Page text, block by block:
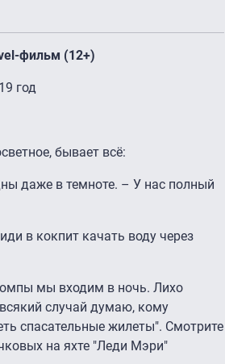
фильм (12+)
год
бывает всё:
даже в темноте. – У нас полный
в кокпит качать воду через
мы входим в ночь. Лихо
случай думаю, кому
спасательные жилеты". Смотрите
на яхте "Леди Мэри"